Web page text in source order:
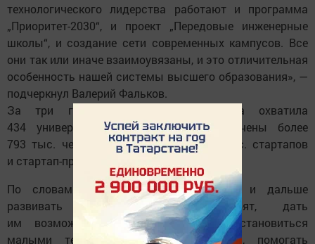
технологического лидерства работают и программа
„Приоритет-2030“, и проект „Передовые инженерные
школы“, и создание сети современных кампусов. Все
они так или иначе взаимоувязаны, и это отличительная
особенность нашей системы высшего образования», —
подчеркнул Валерий Фальков.
За три года реализации платформа охватила
434 университета, в ее работу вовлечены более
793 тыс. человек, создано свыше 36 тыс. стартапов
и стартап-проектов.
По словам Валерия Фалькова, важно и дальше
развивать и поддерживать ребят, дать
им возможность двигаться вперед, становиться
малыми технологическими компаниями, помогать